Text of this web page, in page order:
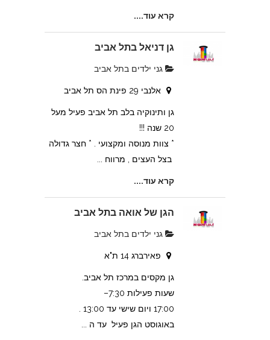
קרא עוד....
גן דניאל בתל אביב
גני ילדים בתל אביב
אלנבי 29 פינת הס תל אביב
גן ותינוקיה בלב תל אביב פעיל מעל
20 שנה !!!
* צוות מנוסה ומקצועי . * חצר גדולה
בצל העצים , מרווח ...
קרא עוד....
הגן של אואה בתל אביב
גני ילדים בתל אביב
פאירברג 14 ת"א
גן מקסים במרכז תל אביב.
שעות פעילות 7:30–
באוגוסט הגן פעיל עד ה ...